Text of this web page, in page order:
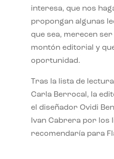
interesa, que nos
propongan algunas
que sea, merecen ser
montón editorial y
oportunidad.
Tras la lista de
Carla Berrocal, la
el diseñador Ovidi
Ivan Cabrera por los
recomendaría para